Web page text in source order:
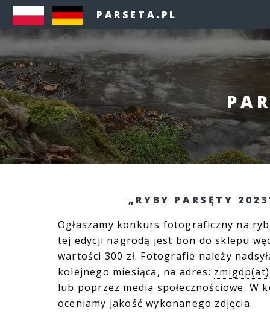
PARSETA.PL
„RYBY PARSĘTY
Ogłaszamy konkurs fotograficzny na
tej edycji nagrodą jest bon do sklepu
wartości 300 zł. Fotografie należy
kolejnego miesiąca, na adres:
lub poprzez media społecznościowe. W
oceniamy jakość wykonanego zdjęcia.